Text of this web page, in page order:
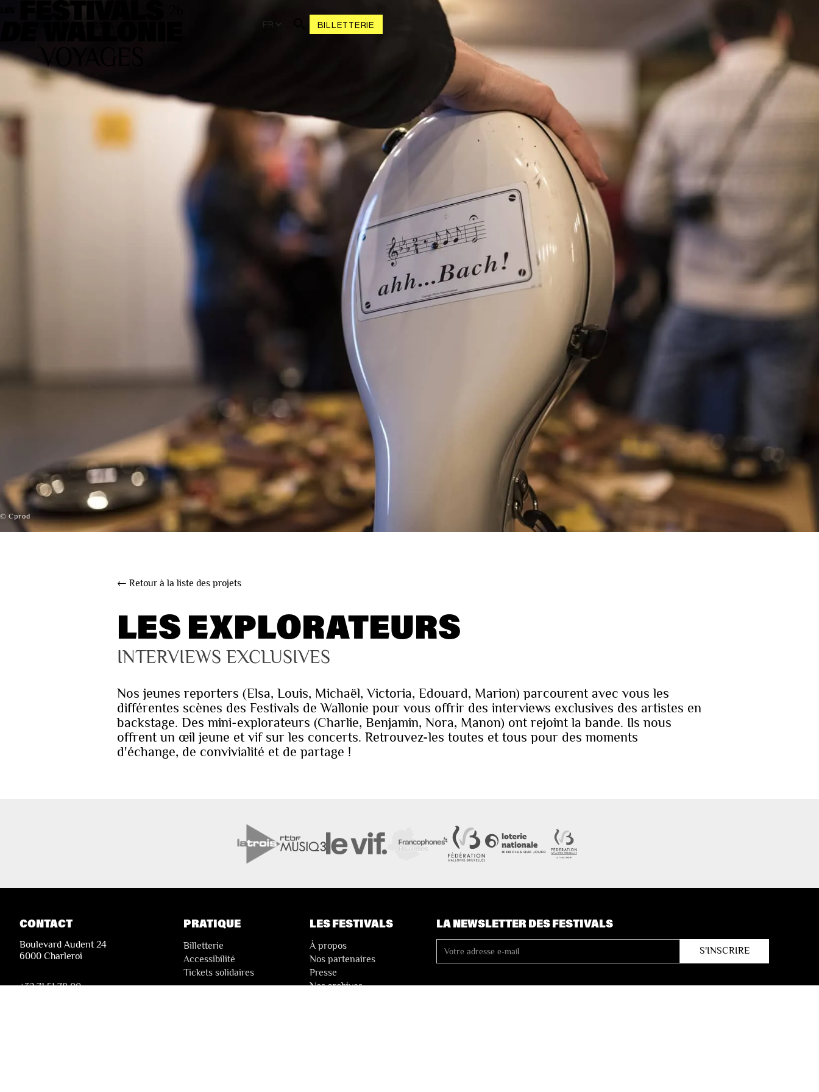
FR BILLETTERIE
© Cprod
← Retour à la liste des projets
LES EXPLORATEURS
INTERVIEWS EXCLUSIVES
Nos jeunes reporters (Elsa, Louis, Michaël, Victoria, Edouard, Marion) parcourent avec vous les
différentes scènes des Festivals de Wallonie pour vous offrir des interviews exclusives des artistes en
backstage. Des mini-explorateurs (Charlie, Benjamin, Nora, Manon) ont rejoint la bande. Ils nous
offrent un œil jeune et vif sur les concerts. Retrouvez-les toutes et tous pour des moments
d'échange, de convivialité et de partage !
CONTACT
Boulevard Audent 24
6000 Charleroi
+32 71 51 78 00
PRATIQUE
Billetterie
Accessibilité
Tickets solidaires
LES FESTIVALS
À propos
Nos partenaires
Presse
Nos archives
LA NEWSLETTER DES FESTIVALS